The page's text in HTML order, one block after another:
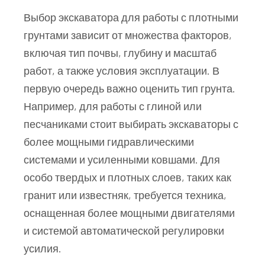
Выбор экскаватора для работы с плотными
грунтами зависит от множества факторов,
включая тип почвы, глубину и масштаб
работ, а также условия эксплуатации. В
первую очередь важно оценить тип грунта.
Например, для работы с глиной или
песчаниками стоит выбирать экскаваторы с
более мощными гидравлическими
системами и усиленными ковшами. Для
особо твердых и плотных слоев, таких как
гранит или известняк, требуется техника,
оснащенная более мощными двигателями
и системой автоматической регулировки
усилия.